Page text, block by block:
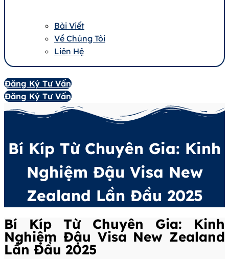
Bài Viết
Về Chúng Tôi
Liên Hệ
Đăng Ký Tư Vấn
Đăng Ký Tư Vấn
Bí Kíp Từ Chuyên Gia: Kinh
Nghiệm Đậu Visa New
Zealand Lần Đầu 2025
Bí Kíp Từ Chuyên Gia: Kinh
Nghiệm Đậu Visa New Zealand
Lần Đầu 2025